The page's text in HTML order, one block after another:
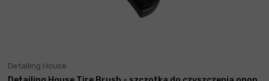
Detailing House